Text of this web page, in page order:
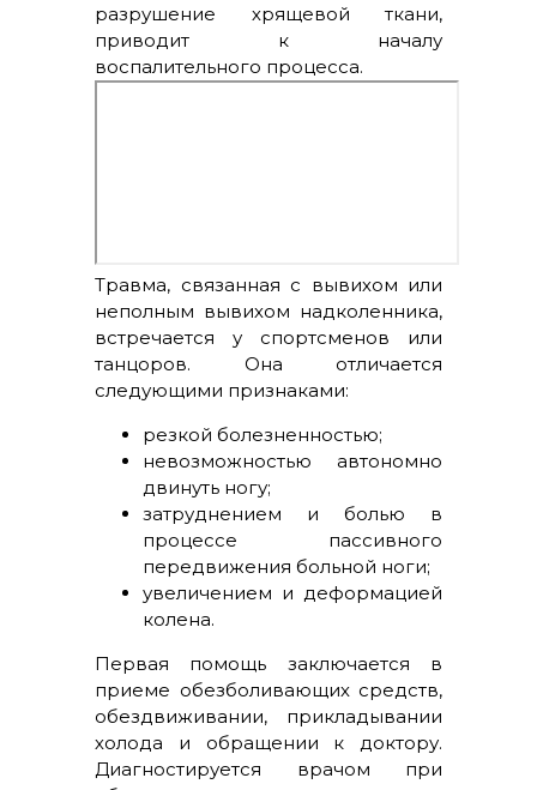
разрушение хрящевой ткани,
приводит к началу
воспалительного процесса.
Травма, связанная с вывихом или
неполным вывихом надколенника,
встречается у спортсменов или
танцоров. Она отличается
следующими признаками:
резкой болезненностью;
невозможностью автономно
двинуть ногу;
затруднением и болью в
процессе пассивного
передвижения больной ноги;
увеличением и деформацией
колена.
Первая помощь заключается в
приеме обезболивающих средств,
обездвиживании, прикладывании
холода и обращении к доктору.
Диагностируется врачом при